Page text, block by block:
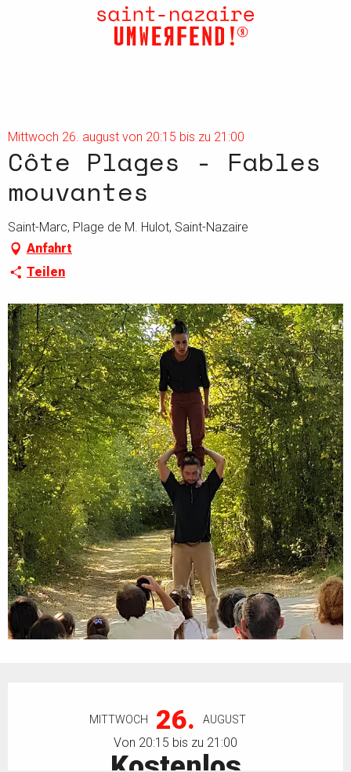
Mittwoch 26. august von 20:15 bis zu 21:00
Côte Plages - Fables
mouvantes
Saint-Marc, Plage de M. Hulot, Saint-Nazaire
Anfahrt
Teilen
MITTWOCH 26. AUGUST
Von 20:15 bis zu 21:00